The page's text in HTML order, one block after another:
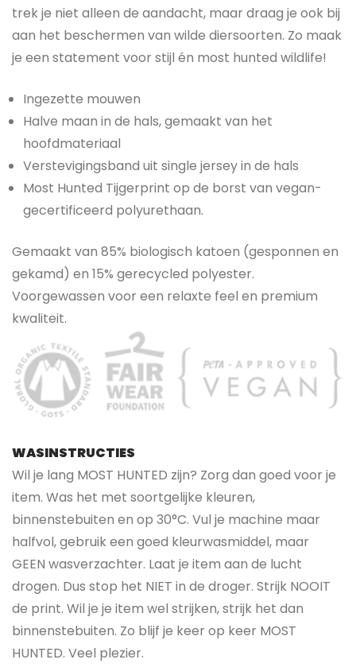
trek je niet alleen de aandacht, maar draag je ook bij
aan het beschermen van wilde diersoorten. Zo maak
je een statement voor stijl én most hunted wildlife!
Ingezette mouwen
Halve maan in de hals, gemaakt van het
hoofdmateriaal
Verstevigingsband uit single jersey in de hals
Most Hunted Tijgerprint op de borst van vegan-
gecertificeerd polyurethaan.
Gemaakt van 85% biologisch katoen (gesponnen en
gekamd) en 15% gerecycled polyester.
Voorgewassen voor een relaxte feel en premium
kwaliteit.
WASINSTRUCTIES
Wil je lang MOST HUNTED zijn? Zorg dan goed voor je
item. Was het met soortgelijke kleuren,
binnenstebuiten en op 30°C. Vul je machine maar
halfvol, gebruik een goed kleurwasmiddel, maar
GEEN wasverzachter. Laat je item aan de lucht
drogen. Dus stop het NIET in de droger. Strijk NOOIT
de print. Wil je je item wel strijken, strijk het dan
binnenstebuiten. Zo blijf je keer op keer MOST
HUNTED. Veel plezier.